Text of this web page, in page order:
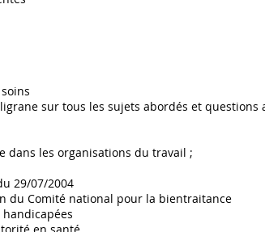
sur tous les sujets abordés et questions
dans les organisations du travail ;
29/07/2004
du Comité national pour la bientraitance